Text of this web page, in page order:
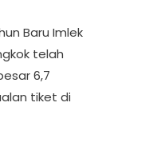
Baru Imlek
telah
6,7
tiket di